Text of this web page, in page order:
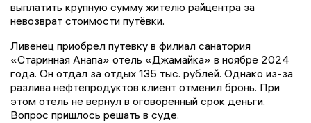
выплатить крупную сумму жителю райцентра за
невозврат стоимости путёвки.
Ливенец приобрел путевку в филиал санатория
«Старинная Анапа» отель «Джамайка» в ноябре 2024
года. Он отдал за отдых 135 тыс. рублей. Однако из-за
разлива нефтепродуктов клиент отменил бронь. При
этом отель не вернул в оговоренный срок деньги.
Вопрос пришлось решать в суде.